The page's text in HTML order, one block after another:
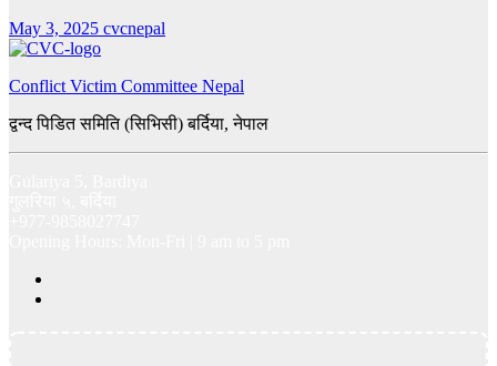
May 3, 2025 cvcnepal
Conflict Victim Committee Nepal
द्वन्द पिडित समिति (सिभिसी) बर्दिया, नेपाल